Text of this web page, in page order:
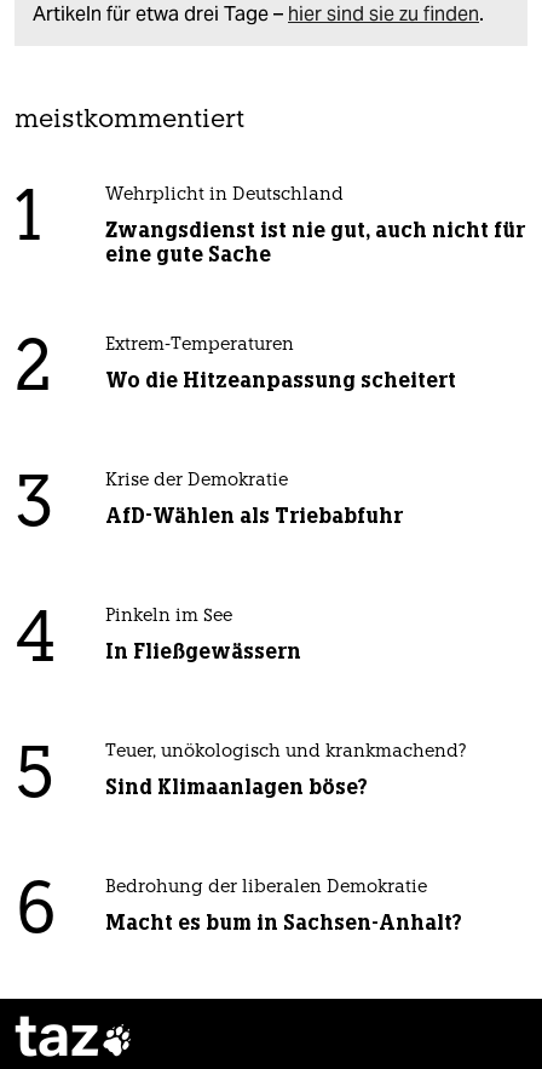
Artikeln für etwa drei Tage – hier sind sie zu finden.
meistkommentiert
1 Wehrplicht in Deutschland
Zwangsdienst ist nie gut, auch nicht für
eine gute Sache
2 Extrem-Temperaturen
Wo die Hitzeanpassung scheitert
3 Krise der Demokratie
AfD-Wählen als Triebabfuhr
4 Pinkeln im See
In Fließgewässern
5 Teuer, unökologisch und krankmachend?
Sind Klimaanlagen böse?
6 Bedrohung der liberalen Demokratie
Macht es bum in Sachsen-Anhalt?
taz